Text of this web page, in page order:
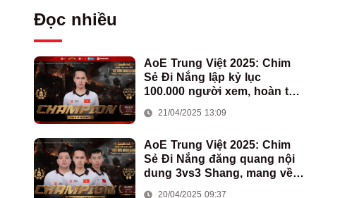
Đọc nhiều
AoE Trung Việt 2025: Chim
Sẻ Đi Nắng lập kỷ lục
100.000 người xem, hoàn tất
Việt Nam
21/04/2025 13:09
AoE Trung Việt 2025: Chim
Sẻ Đi Nắng đăng quang nội
dung 3vs3 Shang, mang về
20/04/2025 09:37